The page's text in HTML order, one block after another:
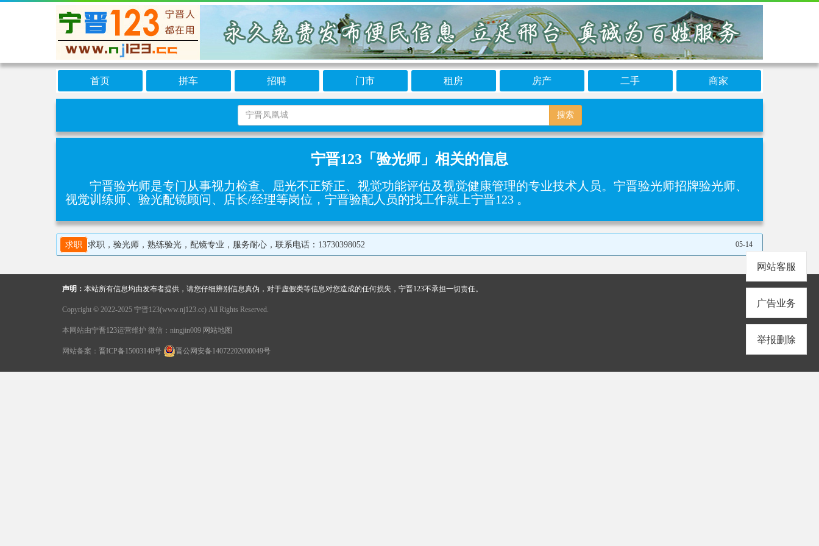
首页 拼车 招聘 门市 租房 房产 二手 商家
搜索
宁晋123「验光师」相关的信息
宁晋验光师是专门从事‌视力检查、屈光不正矫正、视觉功能评估及视觉健康管理‌的专业技术人员。宁晋验光师招牌验光师、
视觉训练师、验光配镜顾问、店长/经理等岗位，宁晋验配人员的找工作就上宁晋123 。
求职 求职，验光师，熟练验光，配镜专业，服务耐心，联系电话：13730398052 05-14
声明： 本站所有信息均由发布者提供，请您仔细辨别信息真伪，对于虚假类等信息对您造成的任何损失，宁晋123不承担一切责任。
Copyright © 2022-2025 宁晋123(www.nj123.cc) All Rights Reserved.
本网站由宁晋123运营维护 微信：ningjin009 网站地图
网站备案： 晋ICP备15003148号 晋公网安备14072202000049号
网站客服
广告业务
举报删除